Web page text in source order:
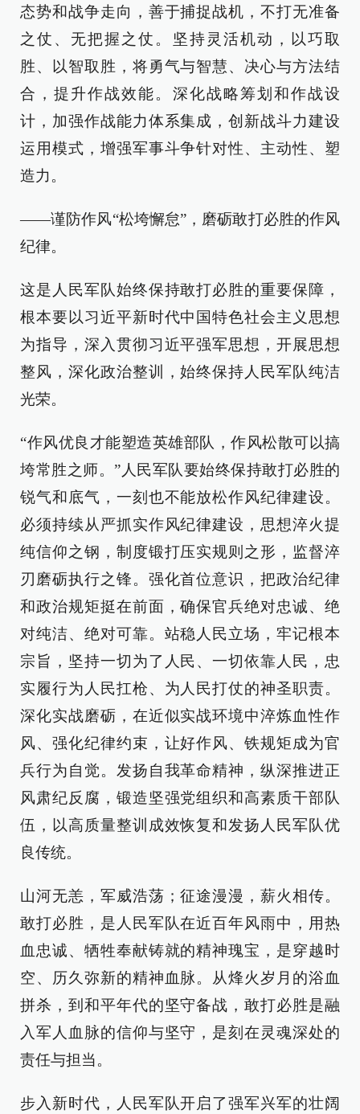
态势和战争走向，善于捕捉战机，不打无准备
之仗、无把握之仗。坚持灵活机动，以巧取
胜、以智取胜，将勇气与智慧、决心与方法结
合，提升作战效能。深化战略筹划和作战设
计，加强作战能力体系集成，创新战斗力建设
运用模式，增强军事斗争针对性、主动性、塑
造力。
——谨防作风“松垮懈怠”，磨砺敢打必胜的作风
纪律。
这是人民军队始终保持敢打必胜的重要保障，
根本要以习近平新时代中国特色社会主义思想
为指导，深入贯彻习近平强军思想，开展思想
整风，深化政治整训，始终保持人民军队纯洁
光荣。
“作风优良才能塑造英雄部队，作风松散可以搞
垮常胜之师。”人民军队要始终保持敢打必胜的
锐气和底气，一刻也不能放松作风纪律建设。
必须持续从严抓实作风纪律建设，思想淬火提
纯信仰之钢，制度锻打压实规则之形，监督淬
刃磨砺执行之锋。强化首位意识，把政治纪律
和政治规矩挺在前面，确保官兵绝对忠诚、绝
对纯洁、绝对可靠。站稳人民立场，牢记根本
宗旨，坚持一切为了人民、一切依靠人民，忠
实履行为人民扛枪、为人民打仗的神圣职责。
深化实战磨砺，在近似实战环境中淬炼血性作
风、强化纪律约束，让好作风、铁规矩成为官
兵行为自觉。发扬自我革命精神，纵深推进正
风肃纪反腐，锻造坚强党组织和高素质干部队
伍，以高质量整训成效恢复和发扬人民军队优
良传统。
山河无恙，军威浩荡；征途漫漫，薪火相传。
敢打必胜，是人民军队在近百年风雨中，用热
血忠诚、牺牲奉献铸就的精神瑰宝，是穿越时
空、历久弥新的精神血脉。从烽火岁月的浴血
拼杀，到和平年代的坚守备战，敢打必胜是融
入军人血脉的信仰与坚守，是刻在灵魂深处的
责任与担当。
步入新时代，人民军队开启了强军兴军的壮阔